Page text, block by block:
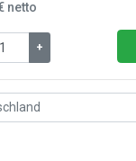
netto
+